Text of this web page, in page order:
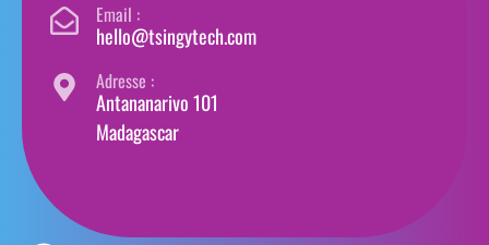
Email :
hello@tsingytech.com
Adresse :
Antananarivo 101
Madagascar